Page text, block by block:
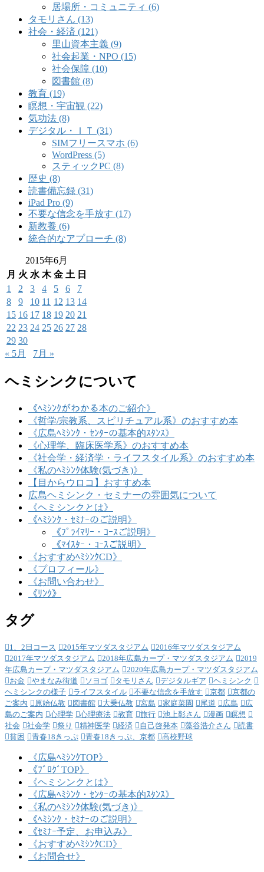
居場所・コミュニティ (6)
タモリさん (13)
社会・経済 (121)
里山資本主義 (9)
社会起業・NPO (15)
社会保障 (10)
図書館 (8)
教育 (19)
瞑想・宇宙観 (22)
気功法 (8)
デジタル・ＩＴ (31)
SIMフリースマホ (6)
WordPress (5)
スティックPC (8)
歴史 (8)
読書備忘録 (31)
iPad Pro (9)
不要な信念を手放す (17)
新教養 (6)
統合的なアプローチ (8)
2015年6月
月 火 水 木 金 土 日
1
2 3 4 5 6
7
8
9 10 11 12 13 14
15 16 17 18 19 20 21
22 23 24 25 26 27 28
29 30
« 5月
7月 »
ヘミシンクについて
《ﾍﾐｼﾝｸがわかる本のご紹介》
《哲学/宗教系、スピリチュアル系》のおすすめ本
《広島ﾍﾐｼﾝｸ・ｾﾝﾀｰの基本的ｽﾀﾝｽ》
《心理学、臨床医学系》のおすすめ本
《社会学・経済学・ライフスタイル系》のおすすめ本
《私のﾍﾐｼﾝｸ体験(気づき)》
【目からウロコ】おすすめ本
広島ヘミシンク・セミナーの雰囲気について
《ヘミシンクとは》
《ﾍﾐｼﾝｸ・ｾﾐﾅｰのご説明》
《ﾌﾟﾗｲﾏﾘｰ・ｺｰｽご説明》
《ﾏｲｽﾀｰ・ｺｰｽご説明》
《おすすめﾍﾐｼﾝｸCD》
《プロフィール》
《お問い合わせ》
《ﾘﾝｸ》
タグ
1、2日コース 2015年マツダスタジアム
2016年マツダスタジアム
2017年マツダスタジアム
2018年広島カープ・マツダスタジアム
2019
年広島カープ・マツダスタジアム
2020年広島カープ・マツダスタジアム
お金
やまなみ街道 ソヨゴ タモリさん デジタルギア
ヘミシンク
ヘミシンクの様子
ライフスタイル 不要な信念を手放す 京都
京都の
ご案内
原始仏教 図書館 大乗仏教 宮島 家庭菜園 尾道 広島
広
島のご案内
心理学 心理療法 教育 旅行 池上彰さん 漫画
瞑想
社会
社会学 祭り 精神医学 経済 自己啓発本 藻谷浩介さん
読書
貧困
青春18きっぷ 青春18きっぷ、京都 高校野球
《広島ﾍﾐｼﾝｸTOP》
《ﾌﾞﾛｸﾞTOP》
《ヘミシンクとは》
《広島ﾍﾐｼﾝｸ・ｾﾝﾀｰの基本的ｽﾀﾝｽ》
《私のﾍﾐｼﾝｸ体験(気づき)》
《ﾍﾐｼﾝｸ・ｾﾐﾅｰのご説明》
《ｾﾐﾅｰ予定、お申込み》
《おすすめﾍﾐｼﾝｸCD》
《お問合せ》